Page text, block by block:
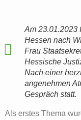
Am 23.01.2023
Hessen nach
Frau
Hessische
Nach einer
angenehmen
Gespräch statt.
Als erstes Thema